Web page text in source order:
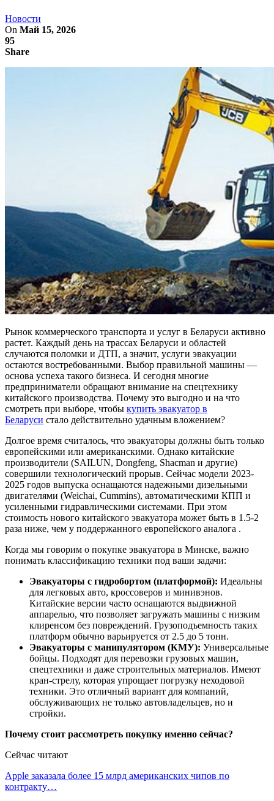
Новости
On Май 15, 2026
95
Share
Рынок коммерческого транспорта и услуг в Беларуси активно
растет. Каждый день на трассах Беларуси и областей
случаются поломки и ДТП, а значит, услуги эвакуации
остаются востребованными. Выбор правильной машины —
основа успеха такого бизнеса. И сегодня многие
предприниматели обращают внимание на спецтехнику
китайского производства. Почему это выгодно и на что
смотреть при выборе, чтобы купить эвакуатор в
Беларуси стало действительно удачным вложением?
Долгое время считалось, что эвакуаторы должны быть только
европейскими или американскими. Однако китайские
производители (SAILUN, Dongfeng, Shacman и другие)
совершили технологический прорыв. Сейчас модели 2023-
2025 годов выпуска оснащаются надежными дизельными
двигателями (Weichai, Cummins), автоматическими КПП и
усиленными гидравлическими системами. При этом
стоимость нового китайского эвакуатора может быть в 1.5-2
раза ниже, чем у поддержанного европейского аналога .
Когда мы говорим о покупке эвакуатора в Минске, важно
понимать классификацию техники под ваши задачи:
Эвакуаторы с гидробортом (платформой): Идеальны
для легковых авто, кроссоверов и минивэнов.
Китайские версии часто оснащаются выдвижной
аппарелью, что позволяет загружать машины с низким
клиренсом без повреждений. Грузоподъемность таких
платформ обычно варьируется от 2.5 до 5 тонн.
Эвакуаторы с манипулятором (КМУ): Универсальные
бойцы. Подходят для перевозки грузовых машин,
спецтехники и даже строительных материалов. Имеют
кран-стрелу, которая упрощает погрузку неходовой
техники. Это отличный вариант для компаний,
обслуживающих не только автовладельцев, но и
стройки.
Почему стоит рассмотреть покупку именно сейчас?
Сейчас читают
Apple заказала более 15 млрд американских чипов по
контракту…